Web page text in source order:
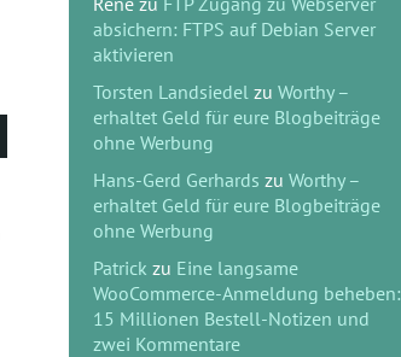
absichern: FTPS auf Debian Server
aktivieren
Torsten Landsiedel zu Worthy –
erhaltet Geld für eure Blogbeiträge
ohne Werbung
Hans-Gerd Gerhards zu Worthy –
erhaltet Geld für eure Blogbeiträge
ohne Werbung
Patrick zu Eine langsame
WooCommerce-Anmeldung beheben:
15 Millionen Bestell-Notizen und
zwei Kommentare